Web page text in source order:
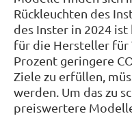
Rückleuchten des
des Inster in 2024
für die Hersteller für
Prozent geringere
Ziele zu erfüllen,
werden. Um das zu
preiswertere